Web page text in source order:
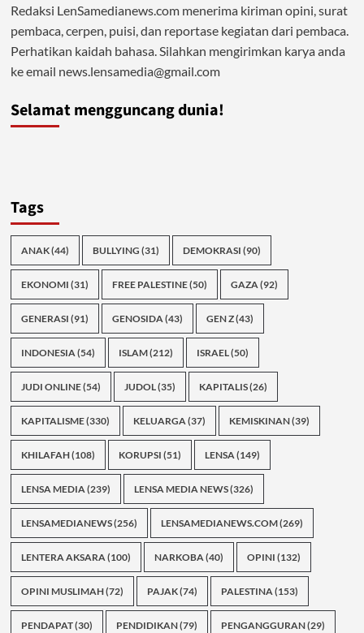
Redaksi LenSamedianews.com menerima kiriman opini, surat
pembaca, cerpen, puisi, dan reportase kegiatan dari pembaca.
Perhatikan kaidah bahasa. Silahkan mengirimkan karya anda
ke email news.lensamedia@gmail.com
Selamat mengguncang dunia!
Tags
ANAK(44) BULLYING (31) DEMOKRASI (90)
EKONOMI (31) FREE PALESTINE(50) GAZA(92)
GENERASI (91) GENOSIDA(43) GEN Z(43)
INDONESIA(54) ISLAM(212) ISRAEL(50)
JUDI ONLINE(54) JUDOL(35) KAPITALIS(26)
KAPITALISME(330) KELUARGA(37) KEMISKINAN(39)
KHILAFAH(108) KORUPSI (51) LENSA(149)
LENSA MEDIA(239) LENSA MEDIA NEWS(326)
LENSAMEDIANEWS(256) LENSAMEDIANEWS.COM(269)
LENTERA AKSARA(100) NARKOBA(40) OPINI (132)
OPINI MUSLIMAH(72) PAJAK(74) PALESTINA(153)
PENDAPAT(30) PENDIDIKAN(79) PENGANGGURAN(29)